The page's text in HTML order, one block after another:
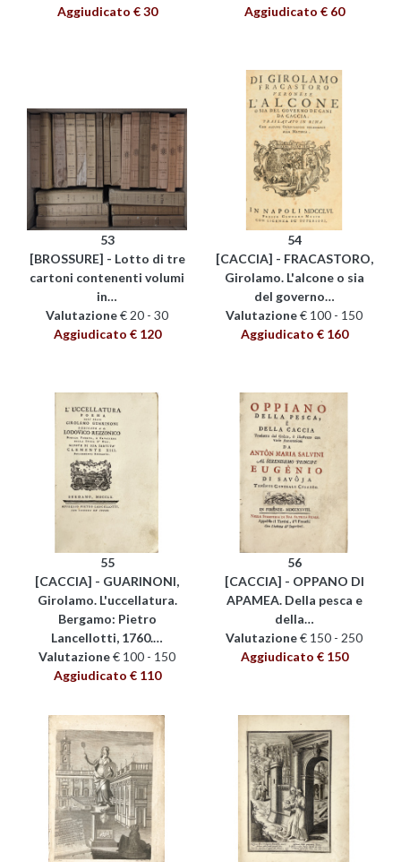
Aggiudicato € 30 Aggiudicato € 60
53
[BROSSURE] - Lotto di tre
cartoni contenenti volumi
in…
Valutazione€ 20 - 30
Aggiudicato € 120
54
[CACCIA] - FRACASTORO,
Girolamo. L'alcone o sia
del governo…
Valutazione€ 100 - 150
Aggiudicato € 160
55
[CACCIA] - GUARINONI,
Girolamo. L'uccellatura.
Bergamo: Pietro
Lancellotti, 1760.…
Valutazione€ 100 - 150
Aggiudicato € 110
56
[CACCIA] - OPPANO DI
APAMEA. Della pesca e
della…
Valutazione€ 150 - 250
Aggiudicato € 150